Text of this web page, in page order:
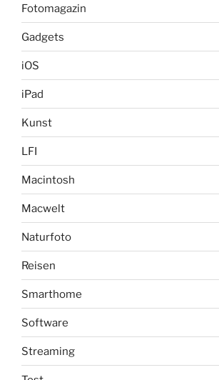
Fotomagazin
Gadgets
iOS
iPad
Kunst
LFI
Macintosh
Macwelt
Naturfoto
Reisen
Smarthome
Software
Streaming